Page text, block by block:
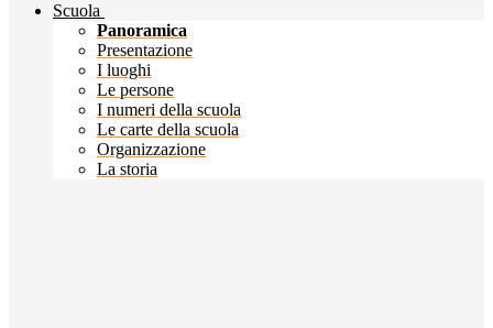
Scuola
Panoramica
Presentazione
I luoghi
Le persone
I numeri della scuola
Le carte della scuola
Organizzazione
La storia